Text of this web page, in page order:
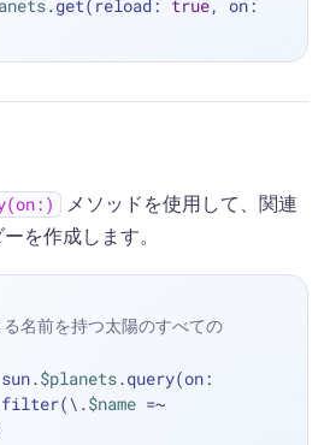
.get(reload: true, on:
メソッドを使用して、関連
を作成します。
名前を持つ太陽のすべての
sun.$planets.query(on:
$name =~